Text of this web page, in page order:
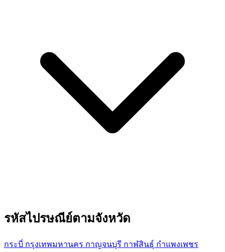
รหัสไปรษณีย์ตามจังหวัด
กระบี่ กรุงเทพมหานคร กาญจนบุรี กาฬสินธุ์ กำแพงเพชร